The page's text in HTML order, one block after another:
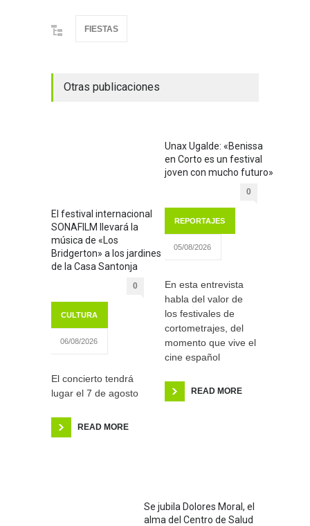
FIESTAS
Otras publicaciones
El festival internacional
SONAFILM llevará la
música de «Los
Bridgerton» a los jardines
de la Casa Santonja
0
CULTURA
06/08/2026
El concierto tendrá
lugar el 7 de agosto
READ MORE
Unax Ugalde: «Benissa
en Corto es un festival
joven con mucho futuro»
0
REPORTAJES
05/08/2026
En esta entrevista
habla del valor de
los festivales de
cortometrajes, del
momento que vive el
cine español
READ MORE
Se jubila Dolores Moral, el
alma del Centro de Salud